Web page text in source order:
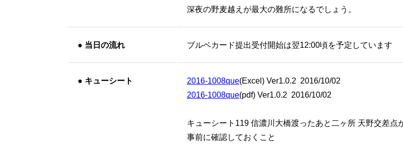
深夜の野麦越えが最大の難所になるでしょう。
● 当日の流れ ブルベカード提出受付開始は翌12:00頃を予定しています
● キューシート 2016-1008que(Excel) Ver1.0.2 2016/10/02
2016-1008que(pdf) Ver1.0.2 2016/10/02
キューシート119 信濃川大橋渡ったあと二ヶ所 天野交差点
事前に確認しておくこと